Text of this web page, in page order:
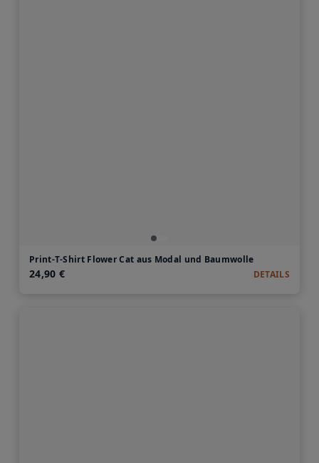
Print-T-Shirt Flower Cat aus Modal und Baumwolle
24,90 € DETAILS